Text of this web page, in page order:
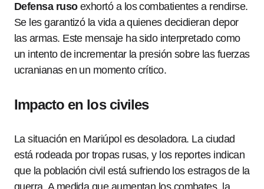
Defensa rusoexhortó a los combatientes a rendirse.
Se les garantizó la vida a quienes decidieran depor
las armas. Este mensaje ha sido interpretado como
un intento de incrementar la presión sobre las fuerzas
ucranianas en un momento crítico.
Impacto en los civiles
La situación en Mariúpol es desoladora. La ciudad
está rodeada por tropas rusas, y los reportes indican
que la población civil está sufriendo los estragos de la
guerra. A medida que aumentan los combates, la